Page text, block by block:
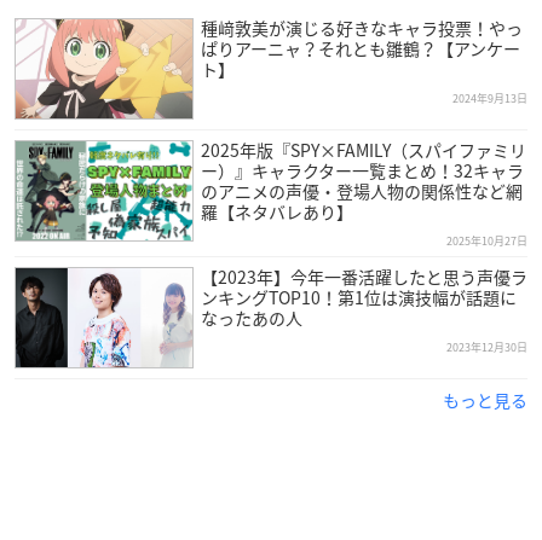
（引用：俳協
種﨑さんは大分県出身で、現在東京俳優生活協同組合に所属。
種﨑敦美が演じる好きなキャラ投票！やっ
ぱりアーニャ？それとも雛鶴？【アンケー
ト】
2024年9月13日
2025年版『SPY×FAMILY（スパイファミリ
ー）』キャラクター一覧まとめ！32キャラ
のアニメの声優・登場人物の関係性など網
羅【ネタバレあり】
2025年10月27日
【2023年】今年一番活躍したと思う声優ラ
ンキングTOP10！第1位は演技幅が話題に
なったあの人
2023年12月30日
もっと見る